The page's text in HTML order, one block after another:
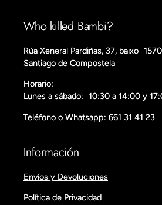
Who killed Bambi?
Rúa Xeneral Pardiñas, 37, baixo
Santiago de Compostela
Horario:
Lunes a sábado: 10:30 a 14:00 y
Teléfono o Whatsapp: 661 31 41 23
Información
Envíos y Devoluciones
Política de Privacidad